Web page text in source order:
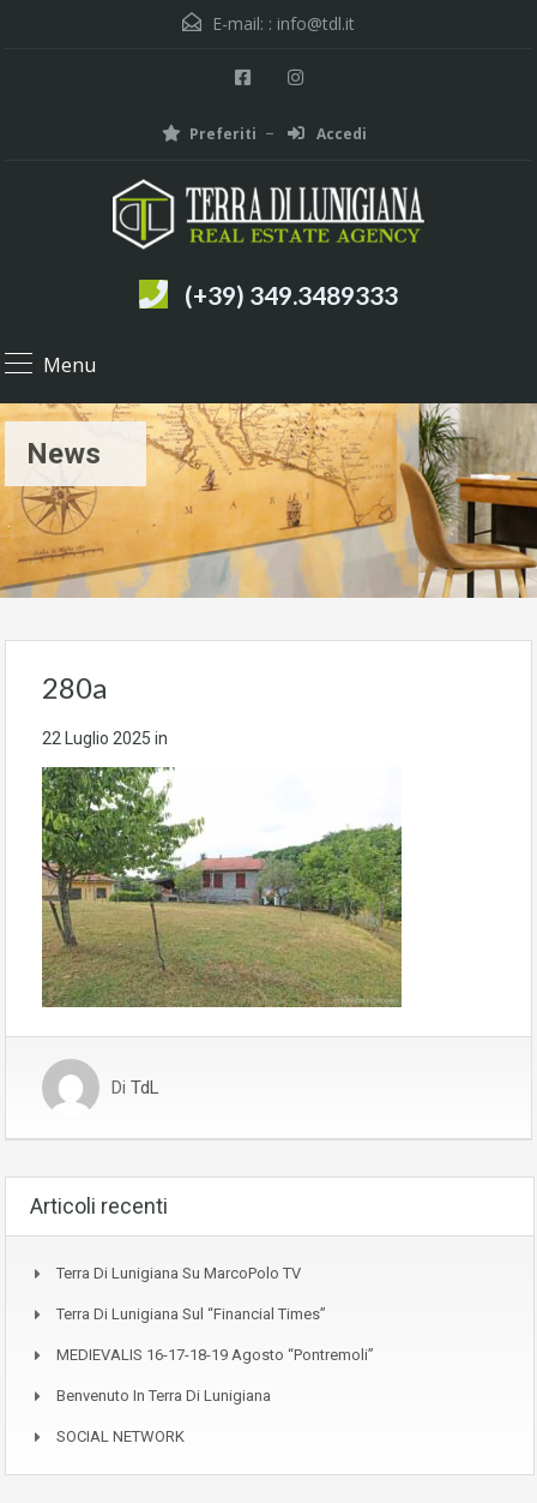
E-mail: : info@tdl.it
Preferiti Accedi
(+39) 349.3489333
Menu
News
280a
22 Luglio 2025 in
Di TdL
Articoli recenti
Terra Di Lunigiana Su MarcoPolo TV
Terra Di Lunigiana Sul “Financial Times”
MEDIEVALIS 16-17-18-19 Agosto “Pontremoli”
Benvenuto In Terra Di Lunigiana
SOCIAL NETWORK